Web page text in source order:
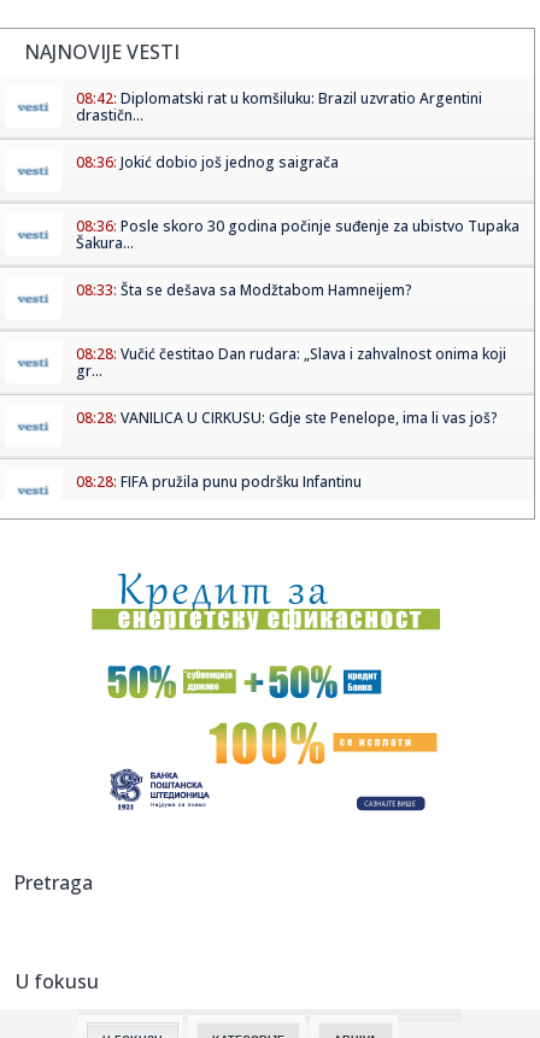
NAJNOVIJE VESTI
08:42: Diplomatski rat u komšiluku: Brazil uzvratio Argentini
drastičn...
08:36: Jokić dobio još jednog saigrača
08:36: Posle skoro 30 godina počinje suđenje za ubistvo Tupaka
Šakura...
08:33: Šta se dešava sa Modžtabom Hamneijem?
08:28: Vučić čestitao Dan rudara: „Slava i zahvalnost onima koji
gr...
08:28: VANILICA U CIRKUSU: Gdje ste Penelope, ima li vas još?
08:28: FIFA pružila punu podršku Infantinu
08:28:Coca-Cola bilježi milijarde prihoda, ključ uspjeha iznenadio
mn...
08:28:Divlje svinje iz komšiluka tamane kukuruz pored Save,
mještani ...
Češki "Volklore" osvojio studentskog Oskara
08:28:Eksplodirala plinska boca kod Doboja, gorjelo i nisko
08:28:
Pretraga
U fokusu